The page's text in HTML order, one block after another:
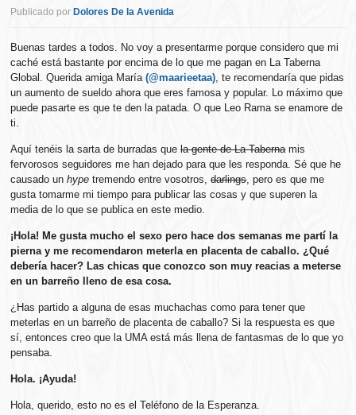
Publicado por Dolores De la Avenida
Buenas tardes a todos. No voy a presentarme porque considero que mi
caché está bastante por encima de lo que me pagan en La Taberna
Global. Querida amiga María(@maarieetaa), te recomendaría que pidas
un aumento de sueldo ahora que eres famosa y popular. Lo máximo que
puede pasarte es que te den la patada. O que Leo Rama se enamore de
ti.
Aquí tenéis la sarta de burradas quela gente de La Tabernamis
fervorosos seguidores me han dejado para que les responda. Sé que he
causado unhypetremendo entre vosotros,darlings, pero es que me
gusta tomarme mi tiempo para publicar las cosas y que superen la
media de lo que se publica en este medio.
¡Hola! Me gusta mucho el sexo pero hace dos semanas me partí la
pierna y me recomendaron meterla en placenta de caballo. ¿Qué
debería hacer? Las chicas que conozco son muy reacias a meterse
en un barreño lleno de esa cosa.
¿Has partido a alguna de esas muchachas como para tener que
meterlas en un barreño de placenta de caballo? Si la respuesta es que
sí, entonces creo que la UMA está más llena de fantasmas de lo que yo
pensaba.
Hola. ¡Ayuda!
Hola, querido, esto no es el Teléfono de la Esperanza.